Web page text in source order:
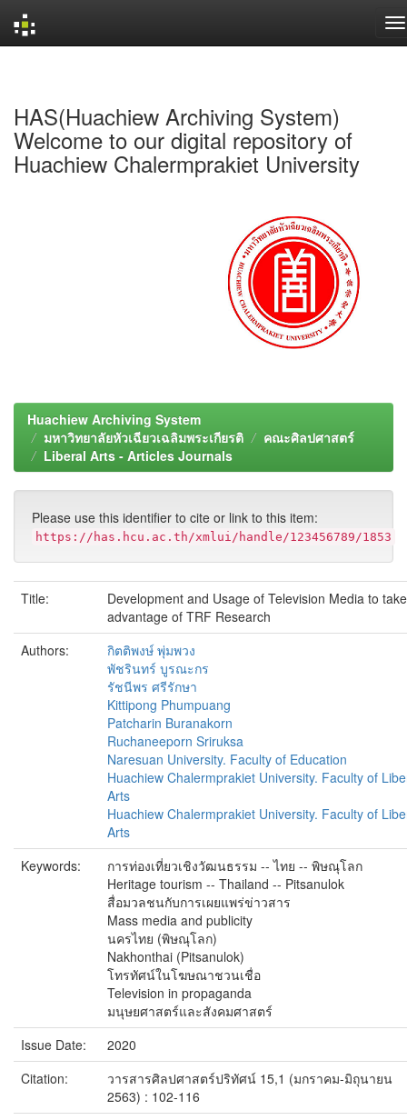
HAS(Huachiew Archiving System)
Welcome to our digital repository of
Huachiew Chalermprakiet University
Huachiew Archiving System
มหาวิทยาลัยหัวเฉียวเฉลิมพระเกียรติ
คณะศิลปศาสตร์
Liberal Arts - Articles Journals
Please use this identifier to cite or link to this item:
https://has.hcu.ac.th/xmlui/handle/123456789/1853
Title:
Development and Usage of Television Media to take
advantage of TRF Research
Authors:
กิตติพงษ์ พุ่มพวง
พัชรินทร์ บูรณะกร
รัชนีพร ศรีรักษา
Kittipong Phumpuang
Patcharin Buranakorn
Ruchaneeporn Sriruksa
Naresuan University. Faculty of Education
Huachiew Chalermprakiet University. Faculty of
Arts
Huachiew Chalermprakiet University. Faculty of
Arts
Keywords:
การท่องเที่ยวเชิงวัฒนธรรม -- ไทย -- พิษณุโลก
Heritage tourism -- Thailand -- Pitsanulok
สื่อมวลชนกับการเผยแพร่ข่าวสาร
Mass media and publicity
นครไทย (พิษณุโลก)
Nakhonthai (Pitsanulok)
โทรทัศน์ในโฆษณาชวนเชื่อ
Television in propaganda
มนุษยศาสตร์และสังคมศาสตร์
Issue Date:
2020
Citation:
วารสารศิลปศาสตร์ปริทัศน์ 15,1 (มกราคม-มิถุนายน
2563) : 102-116